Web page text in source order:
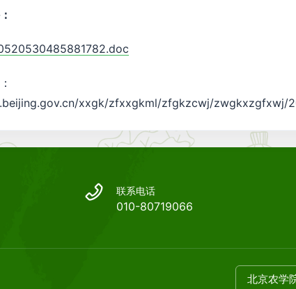
xxgk/zfxxgkml/zfgkzcwj/zwgkxzgfxwj/
联系电话
010-80719066
北京农学